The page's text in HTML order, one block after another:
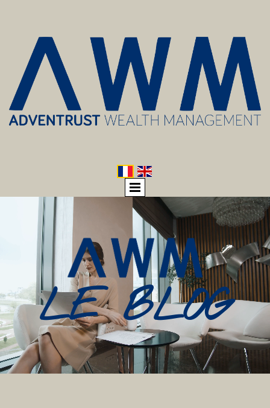
LE BLOG